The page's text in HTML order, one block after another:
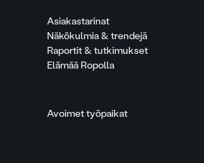
Asiakastarinat
Näkökulmia & trendejä
Raportit & tutkimukset
Elämää Ropolla
Avoimet työpaikat